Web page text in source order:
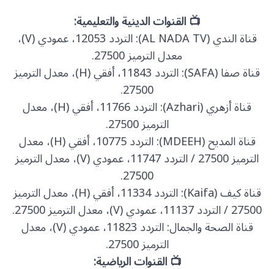
📺 القنوات الدينية والتعليمية:
قناة الندي (AL NADA TV): التردد 12053، عمودي (V)،
معدل الترميز 27500.
قناة صفا (SAFA): التردد 11843، أفقي (H)، معدل الترميز
27500.
قناة أزهري (Azhari): التردد 11766، أفقي (H)، معدل
الترميز 27500.
قناة المديح (MDEEH): التردد 10775، أفقي (H)، معدل
الترميز 27500 / التردد 11747، عمودي (V)، معدل الترميز
27500.
قناة كيف (Kaifa): التردد 11334، أفقي (H)، معدل الترميز
27500 / التردد 11137، عمودي (V)، معدل الترميز 27500.
قناة الصحة والجمال: التردد 11823، عمودي (V)، معدل
الترميز 27500.
📺 القنوات الرياضية: